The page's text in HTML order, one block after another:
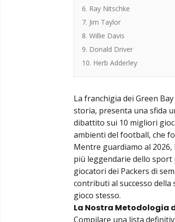
6. Ray Nitschke
7. Jim Taylor
8. Willie Davis
9. Donald Driver
10. Herb Adderley
La franchigia dei Green
storia, presenta una sfida
dibattito sui 10 migliori
ambienti del football, che
Mentre guardiamo al
più leggendarie dello sport
giocatori dei Packers di
contributi al successo
gioco stesso.
La Nostra Metodologia
Compilare una lista